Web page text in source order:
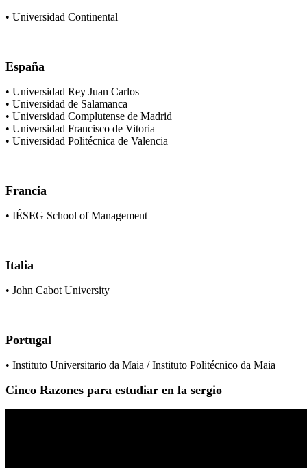
• Universidad Continental
España
• Universidad Rey Juan Carlos
• Universidad de Salamanca
• Universidad Complutense de Madrid
• Universidad Francisco de Vitoria
• Universidad Politécnica de Valencia
Francia
• IÉSEG School of Management
Italia
• John Cabot University
Portugal
• Instituto Universitario da Maia / Instituto Politécnico da Maia
Cinco Razones para estudiar en la sergio